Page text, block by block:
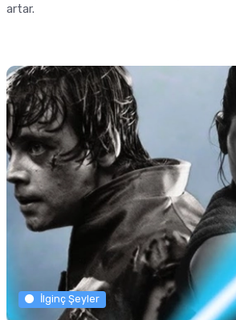
artar.
İlginç Şeyler